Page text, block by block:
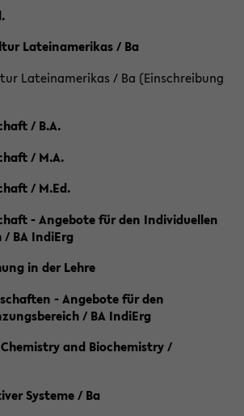
Lateinamerikas / Ba
Lateinamerikas / Ba (Einschreibung
/ B.A.
/ M.A.
/ M.Ed.
- Angebote für den Individuellen
/ BA IndiErg
in der Lehre
- Angebote für den
/ BA IndiErg
and Biochemistry /
Systeme / Ba